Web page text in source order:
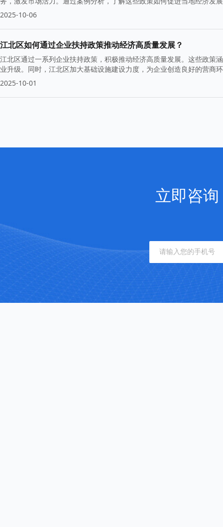
2025-10-06
江北区如何通过企业扶持政策推动经济高质量发展？
江北区通过一系列企业扶持政策，积极推动经济高质量发展。这些政策
业升级。同时，江北区加大基础设施建设力度，为企业创造良好的营商
2025-10-01
立即咨